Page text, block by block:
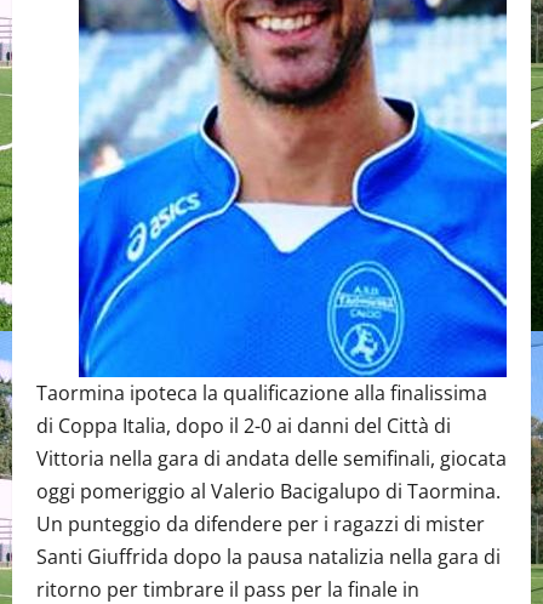
Taormina ipoteca la qualificazione alla finalissima
di Coppa Italia, dopo il 2-0 ai danni del Città di
Vittoria nella gara di andata delle semifinali, giocata
oggi pomeriggio al Valerio Bacigalupo di Taormina.
Un punteggio da difendere per i ragazzi di mister
Santi Giuffrida dopo la pausa natalizia nella gara di
ritorno per timbrare il pass per la finale in